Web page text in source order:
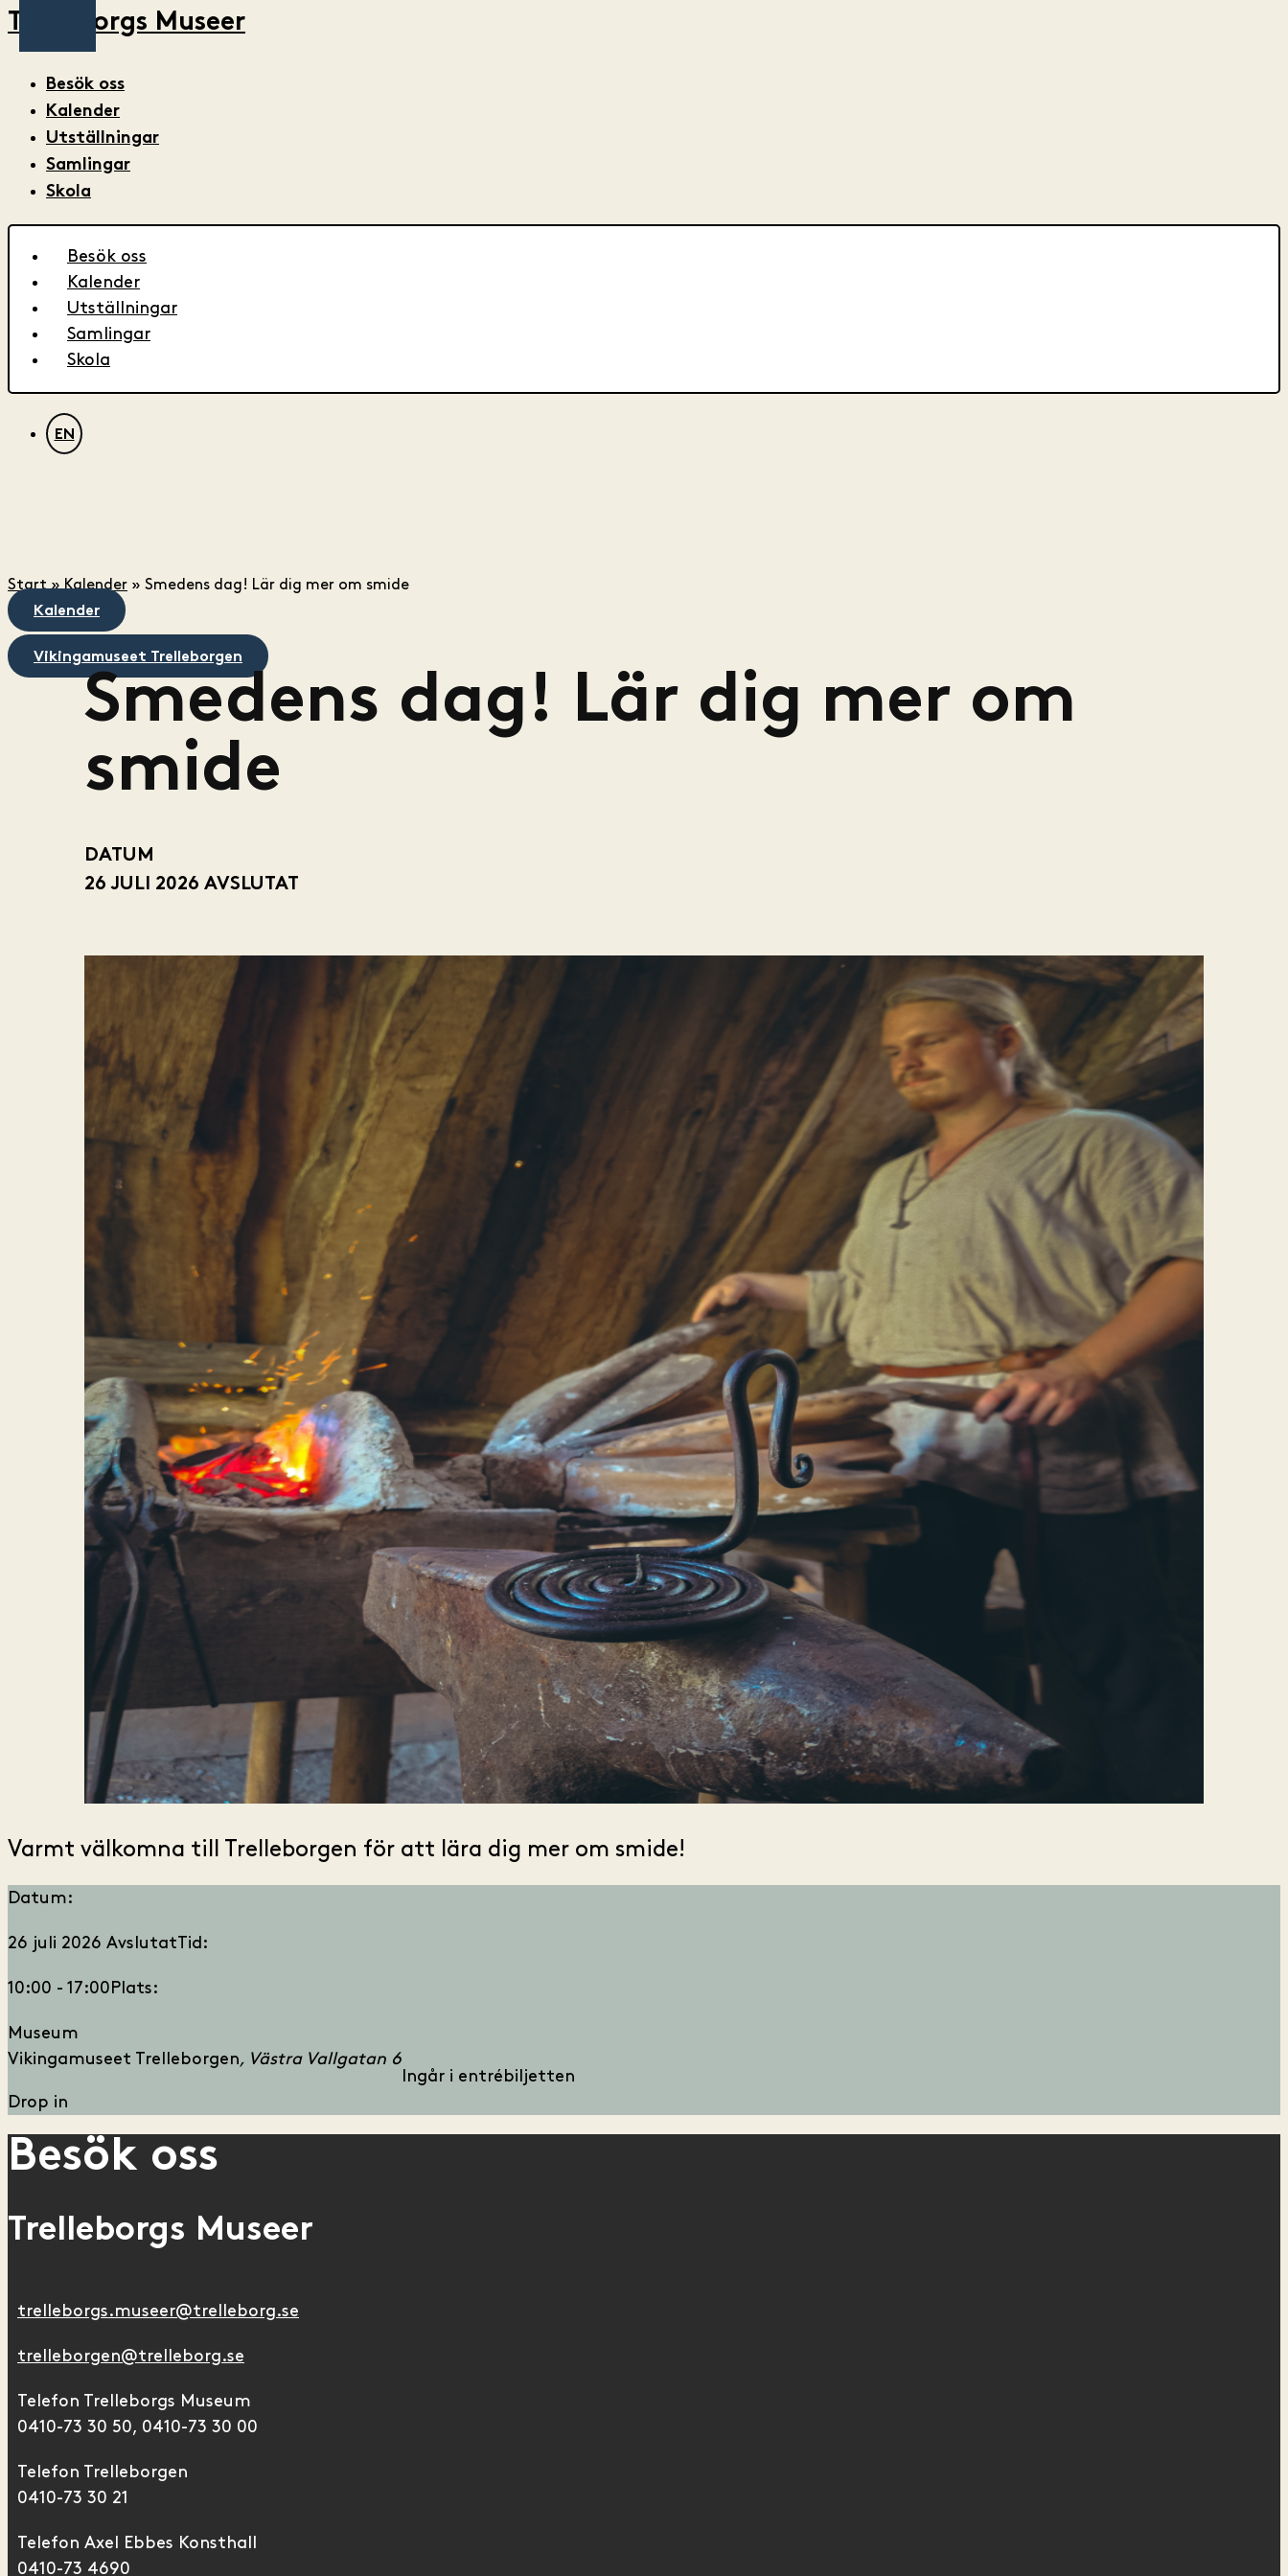
Trelleborgs Museer
Besök oss
Kalender
Utställningar
Samlingar
Skola
Besök oss
Kalender
Utställningar
Samlingar
Skola
EN
Start»Kalender » Smedens dag! Lär dig mer om smide
Kalender
Vikingamuseet Trelleborgen
Smedens dag! Lär dig mer om
smide
DATUM
26 JULI 2026 AVSLUTAT
Varmt välkomna till Trelleborgen för att lära dig mer om smide!
Datum:
26 juli 2026 AvslutatTid:
10:00 - 17:00 Plats:
Museum
Vikingamuseet Trelleborgen
Västra Vallgatan 6
Ingår i entrébiljetten
Drop in
Besök oss
Trelleborgs Museer
trelleborgs.museer@trelleborg.se
trelleborgen@trelleborg.se
Telefon Trelleborgs Museum
0410-73 30 50, 0410-73 30 00
Telefon Trelleborgen
0410-73 30 21
Telefon Axel Ebbes Konsthall
0410-73 4690